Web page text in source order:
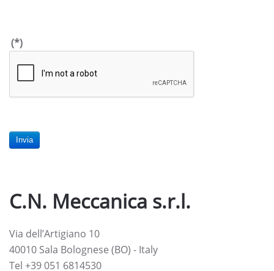
(*)
Invia
C.N. Meccanica s.r.l.
Via dell’Artigiano 10
40010 Sala Bolognese (BO) - Italy
Tel +39 051 6814530